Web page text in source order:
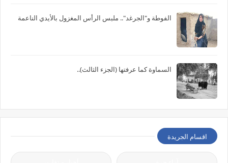
الفوطة و"الجرغد".. ملبس الرأس المغزول بالأيدي الناعمة
السماوة كما عرفتها (الجزء الثالث)..
اقسام الجريدة